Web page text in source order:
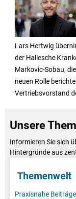
Lars Hertwig
der Hallesche
Markovic-Sobau,
neuen Rolle
Vertriebsvorstand
Unsere
Informieren Sie sich
Hintergründe aus
Themenwelt
Praxisnahe